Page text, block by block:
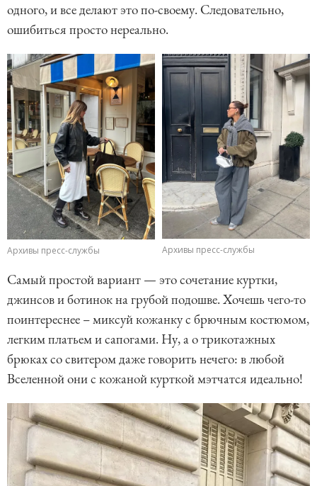
одного, и все делают это по-своему. Следовательно,
ошибиться просто нереально.
Архивы пресс-службы Архивы пресс-службы
Самый простой вариант — это сочетание куртки,
джинсов и ботинок на грубой подошве. Хочешь чего-то
поинтереснее – миксуй кожанку с брючным костюмом,
легким платьем и сапогами. Ну, а о трикотажных
брюках со свитером даже говорить нечего: в любой
Вселенной они с кожаной курткой мэтчатся идеально!